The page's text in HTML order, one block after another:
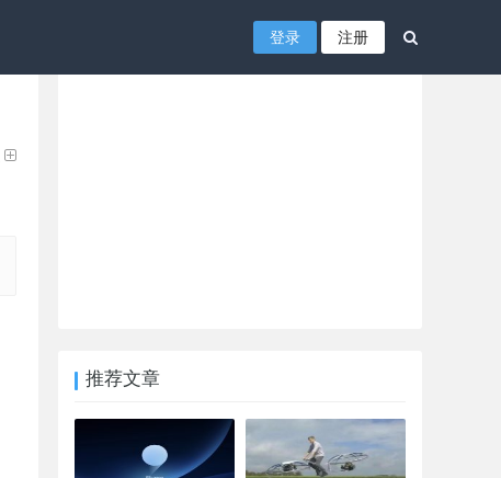
登录 注册
推荐文章